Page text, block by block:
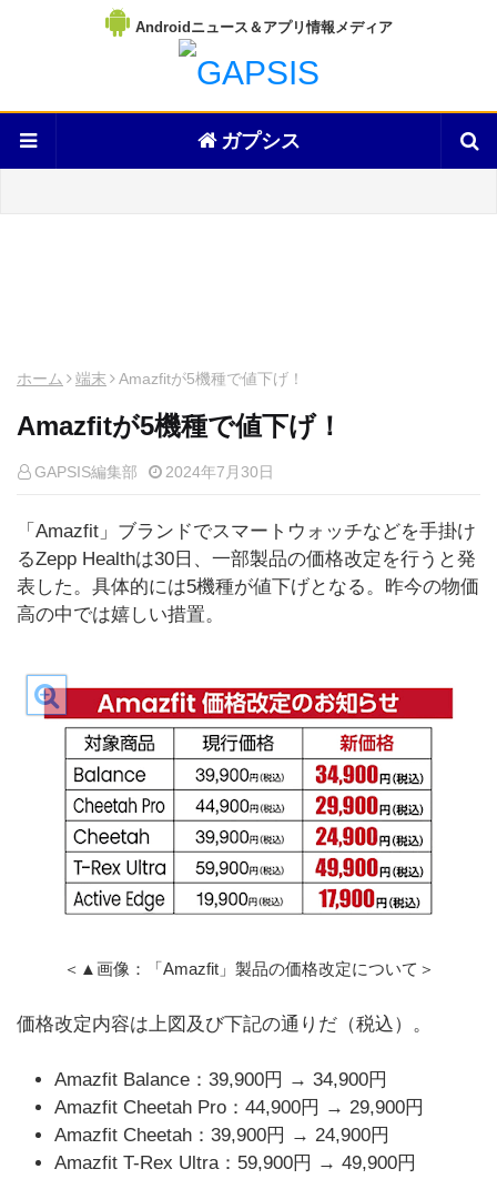
Androidニュース＆アプリ情報メディア
ガプシス
ホーム 端末 Amazfitが5機種で値下げ！
Amazfitが5機種で値下げ！
GAPSIS編集部 2024年7月30日
「Amazfit」ブランドでスマートウォッチなどを手掛け
るZepp Healthは30日、一部製品の価格改定を行うと発
表した。具体的には5機種が値下げとなる。昨今の物価
高の中では嬉しい措置。
＜▲画像：「Amazfit」製品の価格改定について＞
価格改定内容は上図及び下記の通りだ（税込）。
Amazfit Balance：39,900円 → 34,900円
Amazfit Cheetah Pro：44,900円 → 29,900円
Amazfit Cheetah：39,900円 → 24,900円
Amazfit T-Rex Ultra：59,900円 → 49,900円